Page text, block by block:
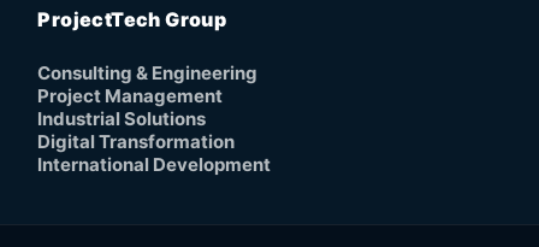
ProjectTech Group
Consulting & Engineering
Project Management
Industrial Solutions
Digital Transformation
International Development